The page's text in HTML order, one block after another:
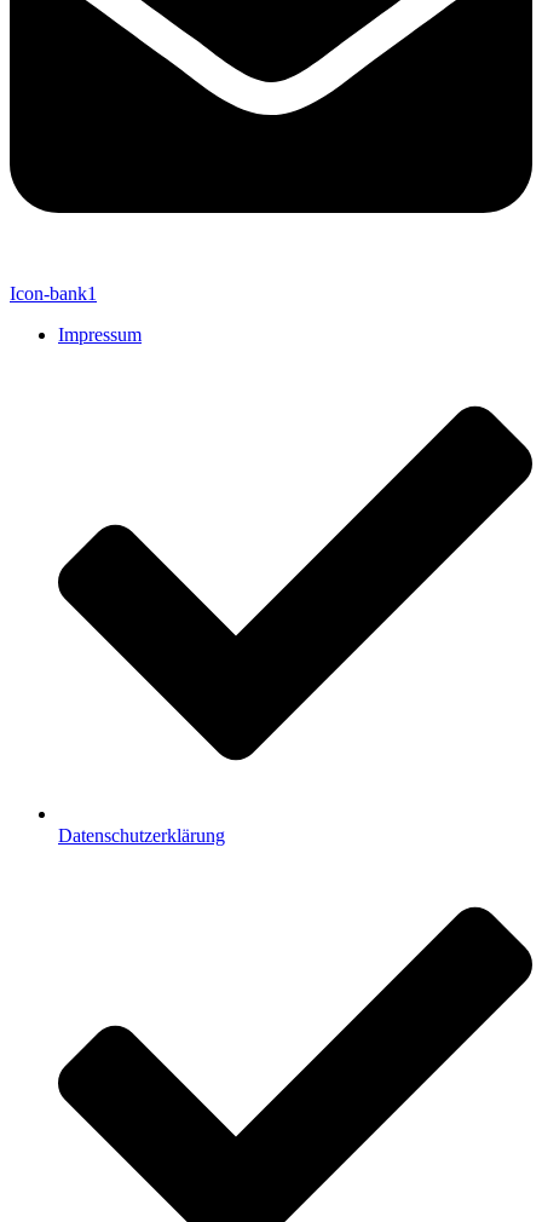
Icon-bank1
Impressum
Datenschutzerklärung